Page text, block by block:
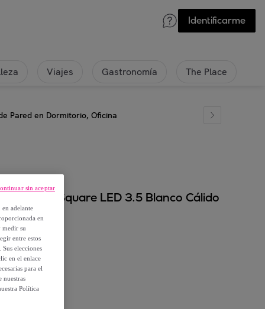
Identificarme
Viajes Gastronomía The Place
Pared en Dormitorio, Oficina
Square LED 3.5 Blanco Cálido
Oficina
adelante
en
medir su
entre estos
elecciones
en el enlace
para el
nuestras
Política
sin aceptar